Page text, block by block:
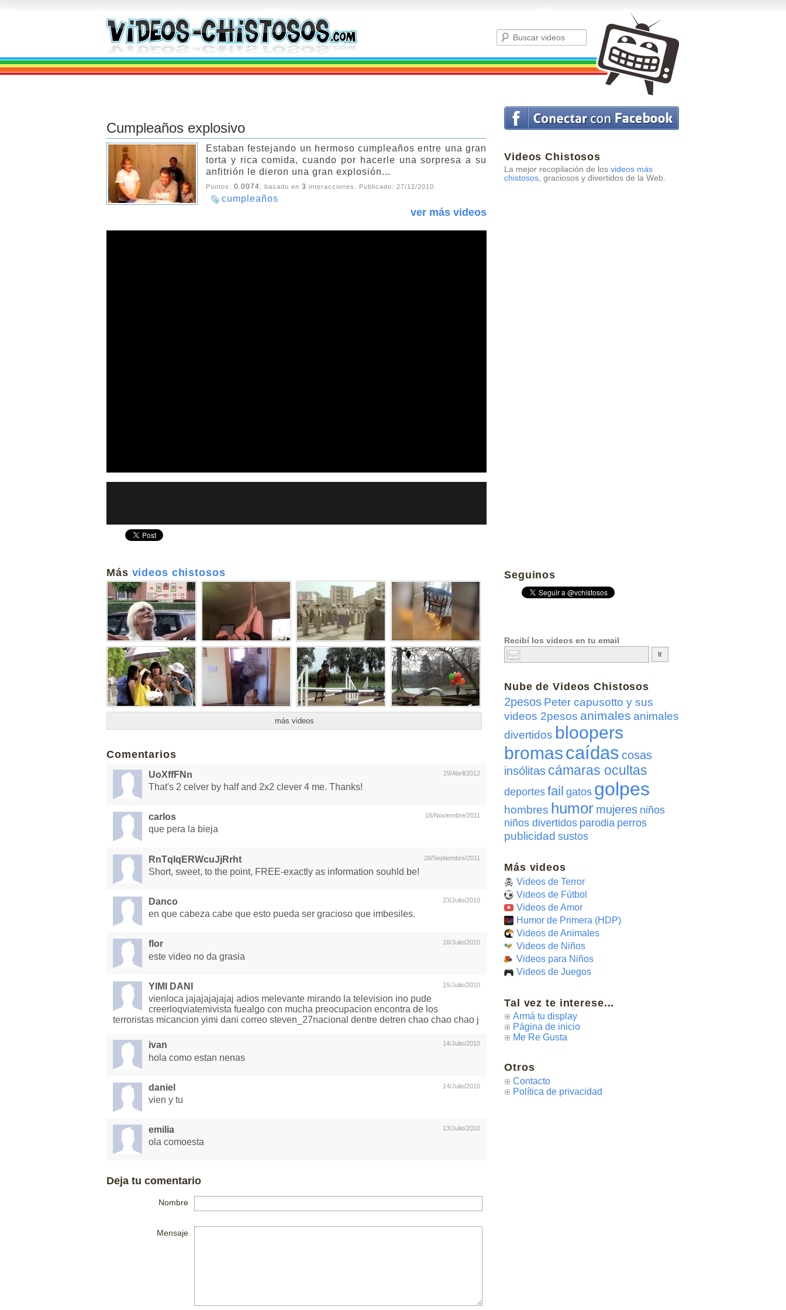
Videos Chistosos
La mejor recopilación de los videos más
chistosos, graciosos y divertidos de la Web.
Cumpleaños explosivo
Estaban festejando un hermoso cumpleaños entre una gran
torta y rica comida, cuando por hacerle una sorpresa a su
anfitrión le dieron una gran explosión...
Puntos: 0.0074 , basado en 3 interacciones. Publicado: 27/12/2010
cumpleaños
ver más videos
Más videos chistosos
más videos
Comentarios
29/Abril/2012
UoXffFNn
That's 2 celver by half and 2x2 clever 4 me. Thanks!
16/Noviembre/2011
carlos
que pera la bieja
28/Septiembre/2011
RnTqIqERWcuJjRrht
Short, sweet, to the point, FREE-exactly as information souhld be!
23/Julio/2010
Danco
en que cabeza cabe que esto pueda ser gracioso que imbesiles.
16/Julio/2010
flor
este video no da grasia
15/Julio/2010
YIMI DANI
vienloca jajajajajajaj adios melevante mirando la television ino pude
creerloqviatemivista fuealgo con mucha preocupacion encontra de los
terroristas micancion yimi dani correo steven_27nacional dentre detren chao chao chao j
14/Julio/2010
ivan
hola como estan nenas
14/Julio/2010
daniel
vien y tu
13/Julio/2010
emilia
ola comoesta
Deja tu comentario
Nombre
Mensaje
Seguinos
Recibí los videos en tu email
Nube deVideos Chistosos
2pesos Peter capusotto y sus
videos 2pesos animales animales
divertidos bloopers
bromascaídas cosas
insólitas cámaras ocultas
deportes fail gatos golpes
hombres humor mujeres niños
niños divertidos parodia perros
publicidad sustos
Más videos
Videos de Terror
Videos de Fútbol
Videos de Amor
Humor de Primera (HDP)
Videos de Animales
Videos de Niños
Videos para Niños
Videos de Juegos
Tal vez te interese...
Armá tu display
Página de inicio
Me Re Gusta
Otros
Contacto
Política de privacidad